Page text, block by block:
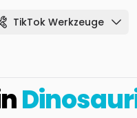
TikTok Werkzeuge